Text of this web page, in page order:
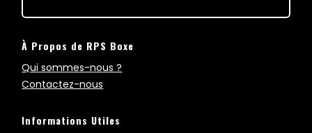
À Propos de RPS Boxe
Qui sommes-nous ?
Contactez-nous
Informations Utiles